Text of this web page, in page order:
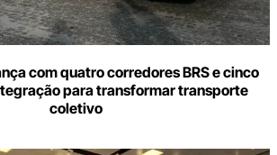
com quatro corredores BRS e cinco
para transformar transporte
coletivo